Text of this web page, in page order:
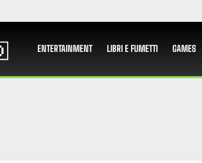
ENTERTAINMENT LIBRI E FUMETTI GAMES